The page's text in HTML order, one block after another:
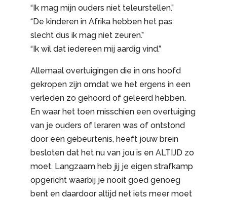
“Ik mag mijn ouders niet teleurstellen.”
“De kinderen in Afrika hebben het pas
slecht dus ik mag niet zeuren.”
“Ik wil dat iedereen mij aardig vind.”
Allemaal overtuigingen die in ons hoofd
gekropen zijn omdat we het ergens in een
verleden zo gehoord of geleerd hebben.
En waar het toen misschien een overtuiging
van je ouders of leraren was of ontstond
door een gebeurtenis, heeft jouw brein
besloten dat het nu van jou is en ALTIJD zo
moet. Langzaam heb jij je eigen strafkamp
opgericht waarbij je nooit goed genoeg
bent en daardoor altijd net iets meer moet